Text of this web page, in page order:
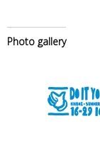
Photo gallery